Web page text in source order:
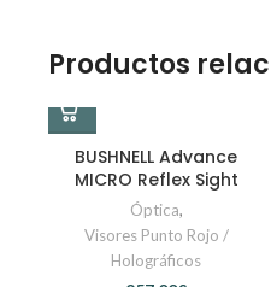
Productos
BUSHNELL Advance
MICRO Reflex Sight
Óptica,
Visores Punto Rojo /
Holográficos